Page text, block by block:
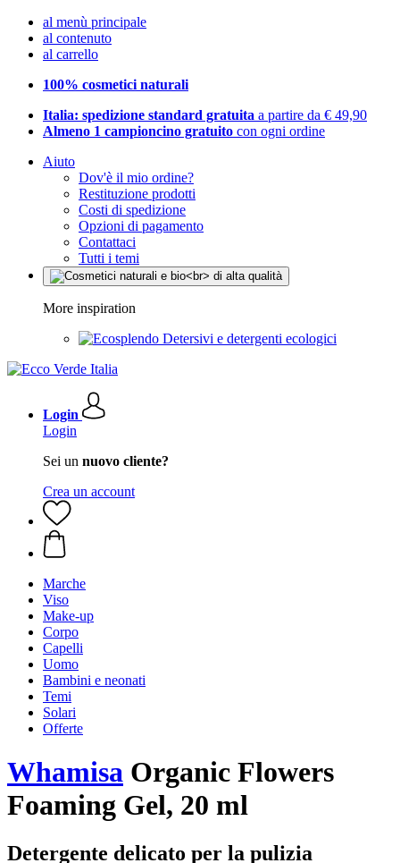
al menù principale
al contenuto
al carrello
100% cosmetici naturali
Italia: spedizione standard gratuita a partire da € 49,90
Almeno 1 campioncino gratuito con ogni ordine
Aiuto
Dov'è il mio ordine?
Restituzione prodotti
Costi di spedizione
Opzioni di pagamento
Contattaci
Tutti i temi
More inspiration
Detersivi e detergenti ecologici
Login
Login
Sei un nuovo cliente?
Crea un account
Marche
Viso
Make-up
Corpo
Capelli
Uomo
Bambini e neonati
Temi
Solari
Offerte
Whamisa Organic Flowers
Foaming Gel, 20 ml
Detergente delicato per la pulizia